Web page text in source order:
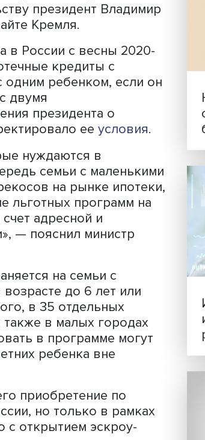
до 2030 года, но с
поддержку молодым
жилищных проектов для
ипотека» по ставке 6% на
строительство
до 2030 года.
сайте Кремля.
в России с весны
ипотечные кредиты с
с одним ребенком,
с двумя
скорректировало ее
которые нуждаются в
очередь семьи с
перекосов на рынке
льготных программ
— пояснил министр